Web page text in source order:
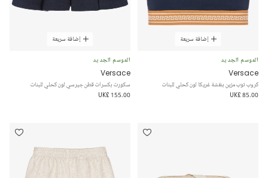
إضافة سريعة
الموسم الجديد
Versace
كروب توب مزين بنقشة غريكا لون كحلي للبنات
UK£ 85.00
إضافة سريعة
الموسم الجديد
Versace
سكورت بكسرات قطن جيرسي لون كحلي للبنات
UK£ 155.00